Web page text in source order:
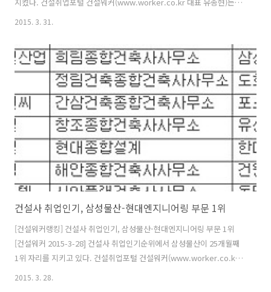
2015년 4월 건설사 취업인기순위(일명 ‘건설워커 랭킹’)에서 삼성물산
어링(엔지니어링), 구산토건(전문건설), 삼우종합건축사사무소(건축설
계), 국보디자인(인테리어)이 부문별 1위 자리에 올랐다. 종합건설 부문
에서는 삼성물산에 이어 현대건설, 대림산업, 대우건설, 포스코건설, GS
건설, 롯데건설, SK건설, 현대산업개발, 두산건설이 톱10에 이름을 올렸
다. 호반건설, 한화건설, 부영, 계룡건설산업, 코오롱글로벌, 두산중공
업..
2015. 3. 31.
건설사 취업인기, 삼성물산-현대엔지니어링 부문 1위
[건설워커랭킹] 건설사 취업인기, 삼성물산-현대엔지니어링 부문 1위
[건설워커 2015-3-28] 건설사 취업인기순위에서 삼성물산이 25개월째
1위 자리를 지키고 있다. 건설취업포털 건설워커(www.worker.co.kr
대표 유종현)는 2015년 4월 건설사 취업인기순위(일명 ‘건설워커 랭킹’)
2015. 3. 28.